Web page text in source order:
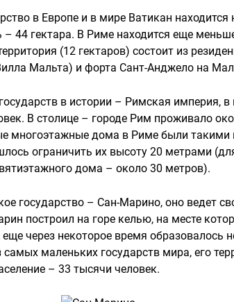
в Европе и в мире Ватикан находится
44 гектара. В Риме находится еще
(12 гектаров) состоит из
Мальта) и форта Сант-Анджело на
в истории – Римская империя, в
В столице – городе Рим проживало
многоэтажные дома в Риме были такими
ограничить их высоту 20 метрами
дома – около 30 метров).
государство – Сан-Марино, оно ведет
построил на горе келью, на месте
через некоторое время образовалось
самых маленьких государств мира, его
– 33 тысячи человек.